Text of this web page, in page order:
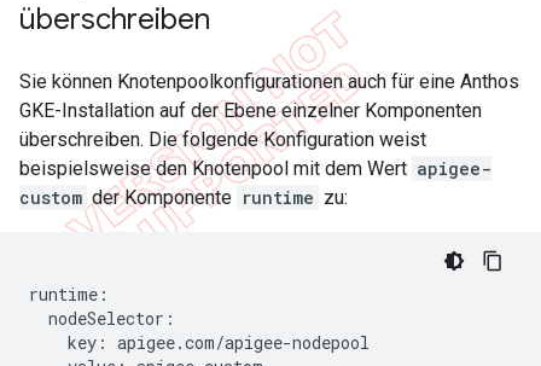
überschreiben
Sie können Knotenpoolkonfigurationen auch für eine Anthos
GKE-Installation auf der Ebene einzelner Komponenten
überschreiben. Die folgende Konfiguration weist
beispielsweise den Knotenpool mit dem Wert apigee-
custom der Komponente runtime zu:
runtime :
nodeSelector :
key : apigee.com/apigee-nodepool